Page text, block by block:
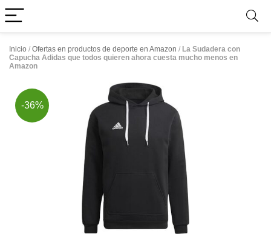
Inicio / Ofertas en productos de deporte en Amazon / La Sudadera con
Capucha Adidas que todos quieren ahora cuesta mucho menos en
Amazon
-36%